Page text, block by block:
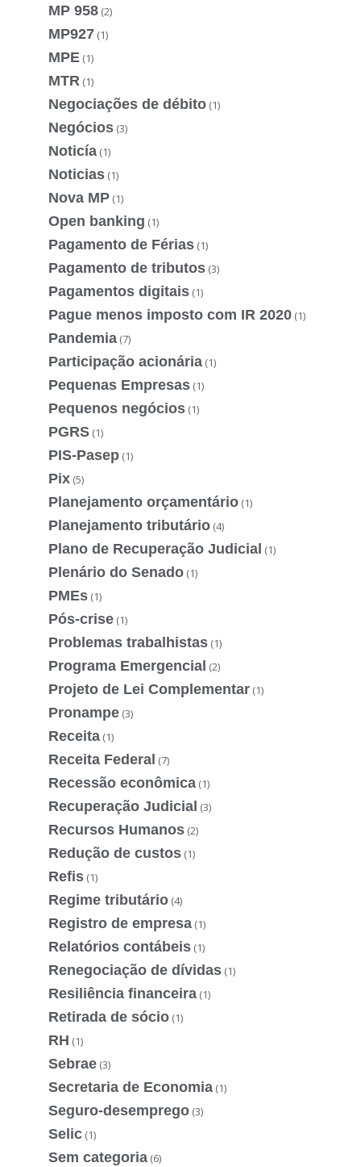
MP 958 (2)
MP927 (1)
MPE (1)
MTR (1)
Negociações de débito (1)
Negócios (3)
Noticía (1)
Noticias (1)
Nova MP (1)
Open banking (1)
Pagamento de Férias (1)
Pagamento de tributos (3)
Pagamentos digitais (1)
Pague menos imposto com IR 2020 (1)
Pandemia (7)
Participação acionária (1)
Pequenas Empresas (1)
Pequenos negócios (1)
PGRS (1)
PIS-Pasep (1)
Pix (5)
Planejamento orçamentário (1)
Planejamento tributário (4)
Plano de Recuperação Judicial (1)
Plenário do Senado (1)
PMEs (1)
Pós-crise (1)
Problemas trabalhistas (1)
Programa Emergencial (2)
Projeto de Lei Complementar (1)
Pronampe (3)
Receita (1)
Receita Federal (7)
Recessão econômica (1)
Recuperação Judicial (3)
Recursos Humanos (2)
Redução de custos (1)
Refis (1)
Regime tributário (4)
Registro de empresa (1)
Relatórios contábeis (1)
Renegociação de dívidas (1)
Resiliência financeira (1)
Retirada de sócio (1)
RH (1)
Sebrae (3)
Secretaria de Economia (1)
Seguro-desemprego (3)
Selic (1)
Sem categoria (6)